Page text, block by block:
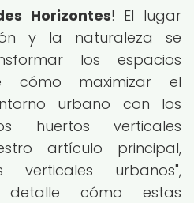
Horizontes! El lugar
y la naturaleza se
los espacios
cómo maximizar el
urbano con los
huertos verticales
artículo principal,
verticales urbanos",
detalle cómo estas